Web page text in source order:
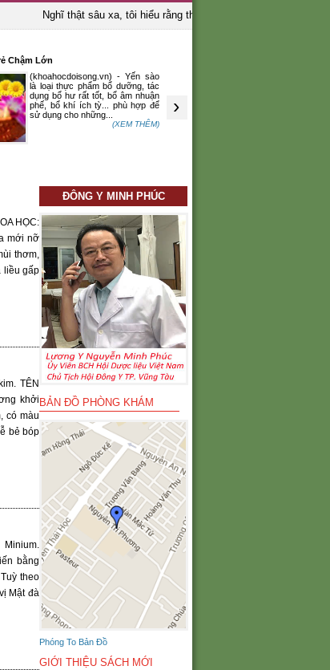
Nghĩ thật sâu xa, tôi hiểu rằng thầy thuốc là người bảo vệ sinh
Chậm Lớn
(khoahocdoisong.vn) - Yến sào
là loại thực phẩm bổ dưỡng, tác
dụng bổ hư rất tốt, bổ âm nhuận
phế, bổ khí ích tỳ... phù hợp để
sử dụng cho những...
(XEM THÊM)
›
HỌC:
mới nỡ
thơm,
liều gấp
TÊN
khởi
có màu
bẻ bóp
Minium.
bằng
theo
Mật đà
ĐÔNG Y MINH PHÚC
BẢN ĐỒ PHÒNG KHÁM
Phóng To Bản Đồ
GIỚI THIỆU SÁCH MỚI